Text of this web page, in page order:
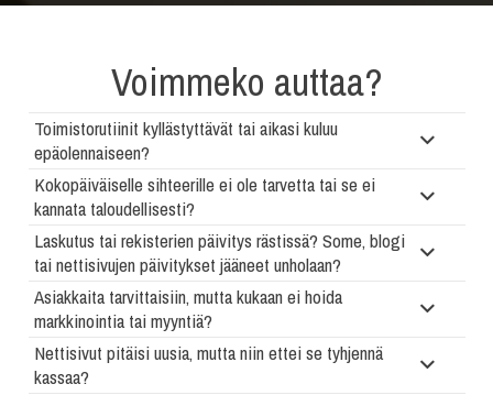
Voimmeko auttaa?
Toimistorutiinit kyllästyttävät tai aikasi kuluu
epäolennaiseen?
Kokopäiväiselle sihteerille ei ole tarvetta tai se ei
kannata taloudellisesti?
Laskutus tai rekisterien päivitys rästissä? Some, blogi
tai nettisivujen päivitykset jääneet unholaan?
Asiakkaita tarvittaisiin, mutta kukaan ei hoida
markkinointia tai myyntiä?
Nettisivut pitäisi uusia, mutta niin ettei se tyhjennä
kassaa?